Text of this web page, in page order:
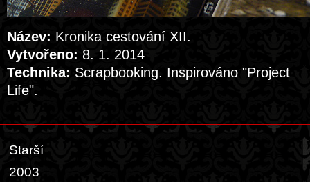
Název: Kronika cestování XII.
Vytvořeno: 8. 1. 2014
Technika: Scrapbooking. Inspirováno "Project
Life".
Starší
2003